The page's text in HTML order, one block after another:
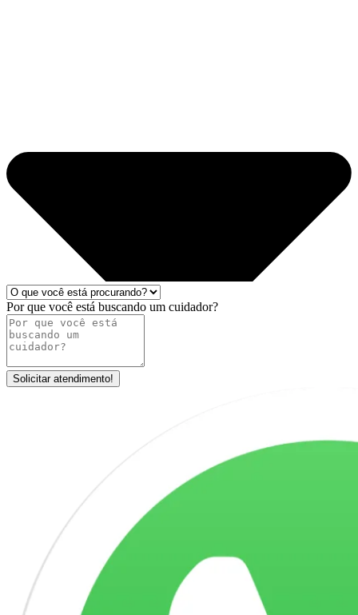
Por que você está buscando um cuidador?
Solicitar atendimento!